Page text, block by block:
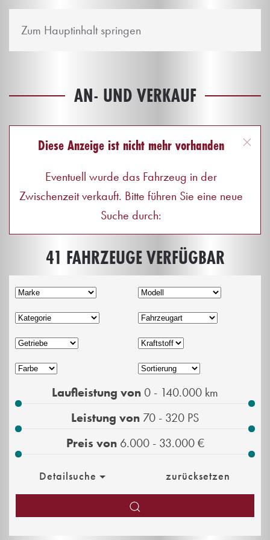
Zum Hauptinhalt springen
AN- UND VERKAUF
Diese Anzeige ist nicht mehr vorhanden
Eventuell wurde das Fahrzeug in der
Zwischenzeit verkauft. Bitte führen Sie eine neue
Suche durch:
41 FAHRZEUGE VERFÜGBAR
Laufleistung von 0 - 140.000 km
Leistung von 70 - 320 PS
Preis von 6.000 - 33.000€
Detailsuche zurücksetzen